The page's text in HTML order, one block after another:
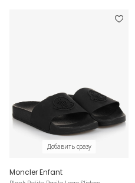
Добавить сразу
Moncler Enfant